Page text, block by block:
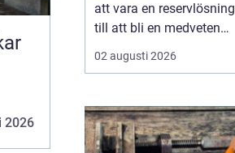
2026
att vara en reservlösning
till att bli en medveten
strategi för många
företag. I stället för att
utrustning väljer allt fler
att hyra. Det frigör både
pengar o...
02 augusti 2026